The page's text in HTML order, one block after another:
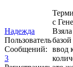
Надежда
Пользователь
Сообщений:
3
с
ввод